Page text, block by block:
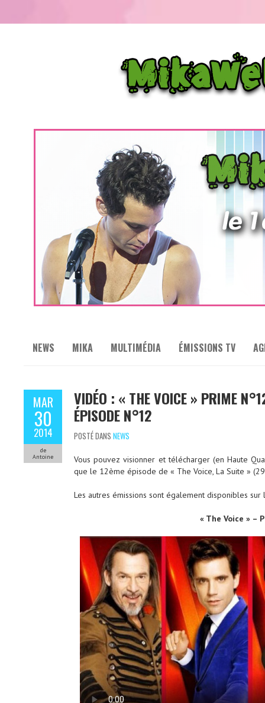
NEWS MIKA MULTIMÉDIA ÉMISSIONS TV
MAR
30
2014
de
Antoine
VIDÉO : « THE VOICE » PRIME
ÉPISODE N°12
POSTÉ DANS NEWS
Vous pouvez visionner et télécharger (en Haute
que le 12ème épisode de « The Voice, La Suite »
Les autres émissions sont également disponibles
« The Voice » –